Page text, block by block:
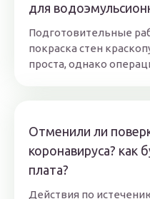
для
Подготовительные
покраска стен
проста, однако
Отменили ли
коронавируса? как
плата?
Действия по